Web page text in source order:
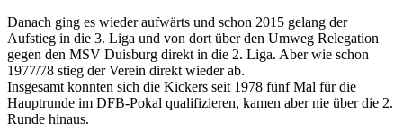
Danach ging es wieder aufwärts und schon 2015 gelang der
Aufstieg in die 3. Liga und von dort über den Umweg Relegation
gegen den MSV Duisburg direkt in die 2. Liga. Aber wie schon
1977/78 stieg der Verein direkt wieder ab.
Insgesamt konnten sich die Kickers seit 1978 fünf Mal für die
Hauptrunde im DFB-Pokal qualifizieren, kamen aber nie über die 2.
Runde hinaus.